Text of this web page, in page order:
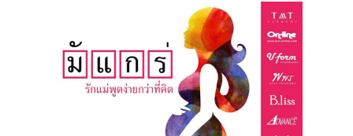
เกี่ยวกับเรา
ข่าวสาร